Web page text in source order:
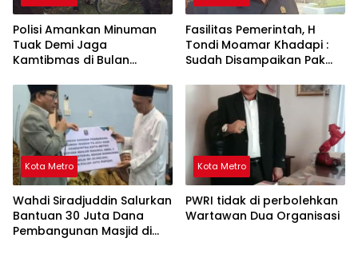
Polisi Amankan Minuman
Tuak Demi Jaga
Kamtibmas di Bulan
Fasilitas Pemerintah, H
Tondi Moamar Khadapi :
Sudah Disampaikan Pak
Ada Gratis
Kota Metro
Wahdi Siradjuddin Salurkan
Bantuan 30 Juta Dana
Pembangunan Masjid di
Kota Metro
PWRI tidak di perbolehkan
Wartawan Dua Organisasi